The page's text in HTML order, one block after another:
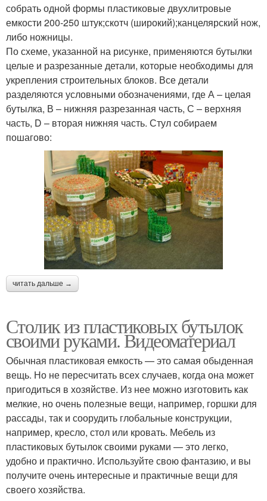
собрать одной формы пластиковые двухлитровые
емкости 200-250 штук;скотч (широкий);канцелярский нож,
либо ножницы.
По схеме, указанной на рисунке, применяются бутылки
целые и разрезанные детали, которые необходимы для
укрепления строительных блоков. Все детали
разделяются условными обозначениями, где А – целая
бутылка, В – нижняя разрезанная часть, С – верхняя
часть, D – вторая нижняя часть. Стул собираем
пошагово:
читать дальше →
Столик из пластиковых бутылок
своими руками. Видеоматериал
Обычная пластиковая емкость — это самая обыденная
вещь. Но не пересчитать всех случаев, когда она может
пригодиться в хозяйстве. Из нее можно изготовить как
мелкие, но очень полезные вещи, например, горшки для
рассады, так и соорудить глобальные конструкции,
например, кресло, стол или кровать. Мебель из
пластиковых бутылок своими руками — это легко,
удобно и практично. Используйте свою фантазию, и вы
получите очень интересные и практичные вещи для
своего хозяйства.